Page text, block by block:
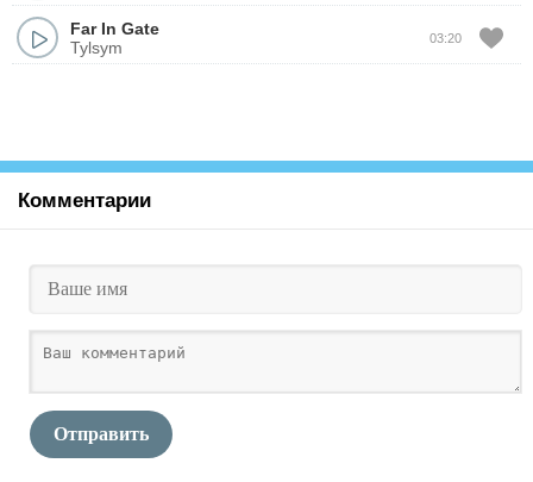
Far In Gate
Tylsym
03:20
Комментарии
Отправить